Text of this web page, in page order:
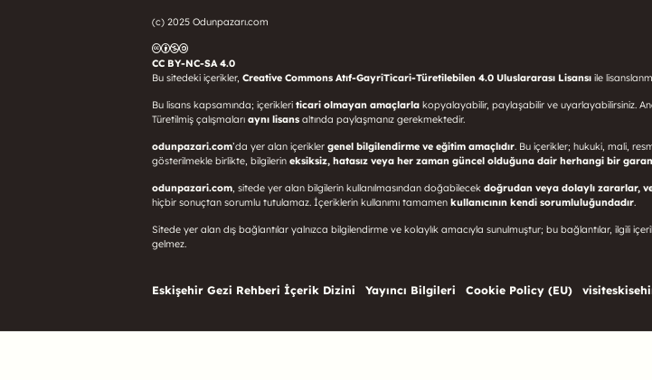
(c) 2025 Odunpazarı.com
CC BY-NC-SA 4.0
Bu sitedeki içerikler, Creative Commons Atıf-GayriTicari-Türetilebilen 4.0 Uluslararası Lisansı ile
Bu lisans kapsamında; içerikleri ticari olmayan amaçlarla kopyalayabilir, paylaşabilir ve uyarlayabilirsiniz.
Türetilmiş çalışmaları aynı lisans altında paylaşmanız gerekmektedir.
odunpazari.com’da yer alan içerikler genel bilgilendirme ve eğitim amaçlıdır. Bu içerikler; hukuki, mali,
gösterilmekle birlikte, bilgilerin eksiksiz, hatasız veya her zaman güncel olduğuna dair herhangi bir
odunpazari.com, sitede yer alan bilgilerin kullanılmasından doğabilecek doğrudan veya dolaylı zararlar,
hiçbir sonuçtan sorumlu tutulamaz. İçeriklerin kullanımı tamamen kullanıcının kendi sorumluluğundadır.
Sitede yer alan dış bağlantılar yalnızca bilgilendirme ve kolaylık amacıyla sunulmuştur; bu bağlantılar, ilgili
gelmez.
Eskişehir Gezi Rehberi İçerik Dizini Yayıncı Bilgileri Cookie Policy (EU)